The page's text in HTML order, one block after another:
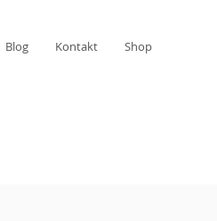
Blog Kontakt Shop